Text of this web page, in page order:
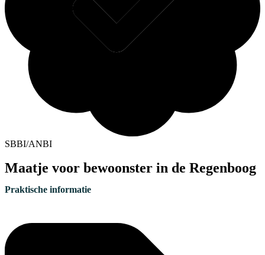
SBBI/ANBI
Maatje voor bewoonster in de Regenboog
Praktische informatie